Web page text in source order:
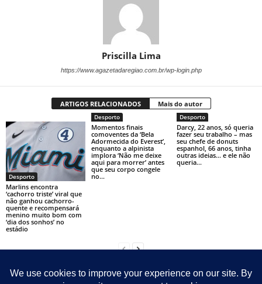
Priscilla Lima
https://www.agazetadaregiao.com.br/wp-login.php
ARTIGOS RELACIONADOS Mais do autor
Desporto
Marlins encontra
‘cachorro triste’ viral que
não ganhou cachorro-
quente e recompensará
menino muito bom com
‘dia dos sonhos’ no
estádio
Desporto
Momentos finais
comoventes da ‘Bela
Adormecida do Everest’,
enquanto a alpinista
implora ‘Não me deixe
aqui para morrer’ antes
que seu corpo congele
no...
Desporto
Darcy, 22 anos, só queria
fazer seu trabalho – mas
seu chefe de donuts
espanhol, 66 anos, tinha
outras ideias… e ele não
queria...